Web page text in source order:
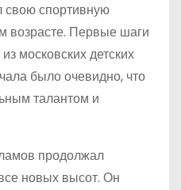
спортивную
возрасте. Первые шаги
московских детских
было очевидно, что
талантом и
продолжал
новых высот. Он